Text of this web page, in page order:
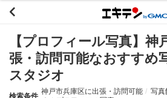
【プロフィール写真】神
張・訪問可能なおすすめ
スタジオ
検索条件
神戸市兵庫区に出張・訪問可能
写真